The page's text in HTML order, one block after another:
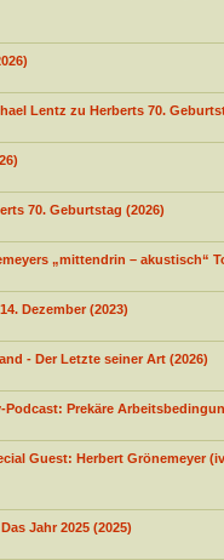
Lentz zu Herberts 70.
70. Geburtstag (2026)
„mittendrin – akustisch“
Dezember (2023)
- Der Letzte seiner Art (2026)
Prekäre
Guest: Herbert Grönemeyer
Jahr 2025 (2025)